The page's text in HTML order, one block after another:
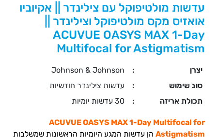
עדשות מולטיפוקל עם צילינדר || אקיוביו
אואזיס מקס מולטיפוקל וצילינדר ||
ACUVUE OASYS MAX 1-Day
Multifocal for Astigmatism
יצרן :
Johnson & Johnson
סוג שימוש
:
עדשות צילינדר חודשיות
תכולת אריזה
: 30 עדשות יומיות
ACUVUE OASYS MAX 1-Day Multifocal for
Astigmatism הן עדשות המגע היומיות הראשונות שמשלבות